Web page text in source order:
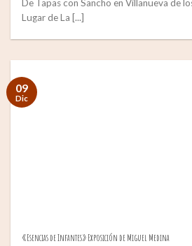
De Tapas con Sancho en Villanueva de
Lugar de La [...]
«Esencias de Infantes» Exposición de Miguel Medina
09
Dic